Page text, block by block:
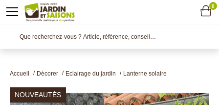
Accueil Décorer Eclairage du jardin Lanterne solaire
NOUVEAUTÉS
0